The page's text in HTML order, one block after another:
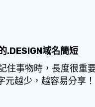
.DESIGN域名簡短
住事物時，長度很重
元越少，越容易分享！